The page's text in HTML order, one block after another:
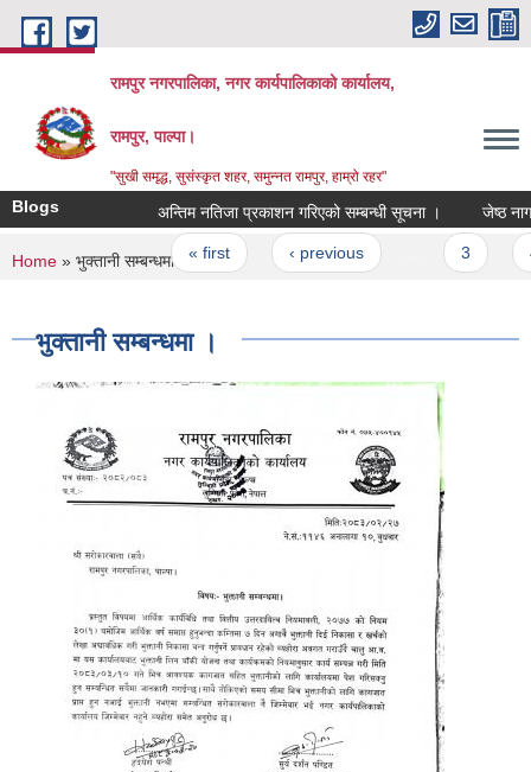
Skip to main content
रामपुर नगरपालिका, नगर कार्यपालिकाको कार्यालय,
रामपुर, पाल्पा।
"सुखी समृद्ध, सुसंस्कृत शहर, समुन्नत रामपुर, हाम्रो रहर"
Blogs अन्तिम नतिजा प्रकाशन गरिएको सम्बन्धी सूचना । जेष्ठ
Pages
« first ‹ previous
You are here
Home » भुक्तानी सम्बन्धमा ।
भुक्तानी सम्बन्धमा ।